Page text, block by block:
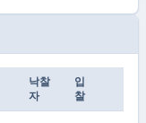
낙찰
자
입
찰